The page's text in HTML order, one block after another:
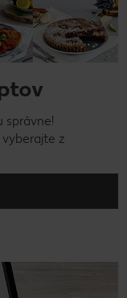
správne!
z